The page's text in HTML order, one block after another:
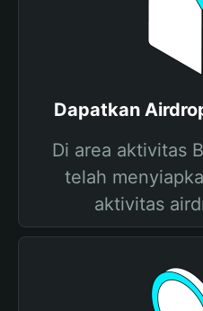
Dapatkan
Di area aktivitas
telah
aktivitas